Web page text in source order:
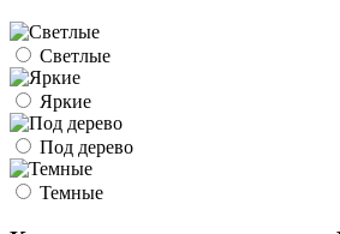
Светлые
Яркие
Под дерево
Темные